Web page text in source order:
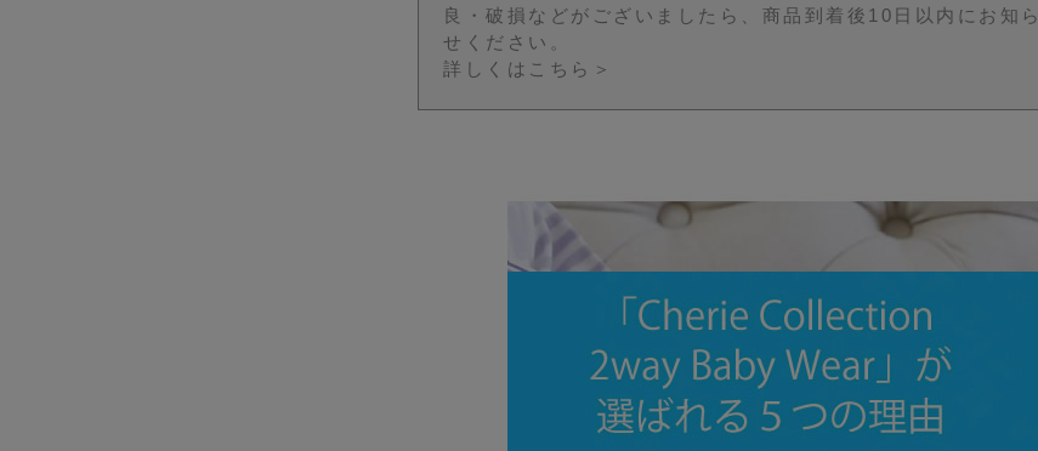
良・破損などがございましたら、商品到着後10日以内にお知ら
せください。
詳しくはこちら＞